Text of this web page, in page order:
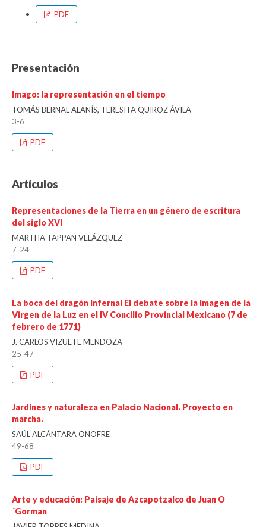
PDF
Presentación
Imago: la representación en el tiempo
TOMÁS BERNAL ALANÍS, TERESITA QUIROZ ÁVILA
3-6
PDF
Artículos
Representaciones de la Tierra en un género de escritura
del siglo XVI
MARTHA TAPPAN VELÁZQUEZ
7-24
PDF
La boca del dragón infernal El debate sobre la imagen de la
Virgen de la Luz en el IV Concilio Provincial Mexicano (7 de
febrero de 1771)
J. CARLOS VIZUETE MENDOZA
25-47
PDF
Jardines y naturaleza en Palacio Nacional. Proyecto en
marcha.
SAÚL ALCÁNTARA ONOFRE
49-68
PDF
Arte y educación: Paisaje de Azcapotzalco de Juan O
´Gorman